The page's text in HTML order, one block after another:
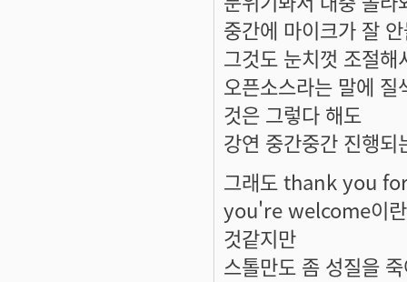
중간에 마이크가 잘
그것도 눈치껏 조절
오픈소스라는 말에
것은 그렇다 해도
강연 중간중간 진행
그래도 thank you
you're welcome이란
것같지만
스톨만도 좀 성질을